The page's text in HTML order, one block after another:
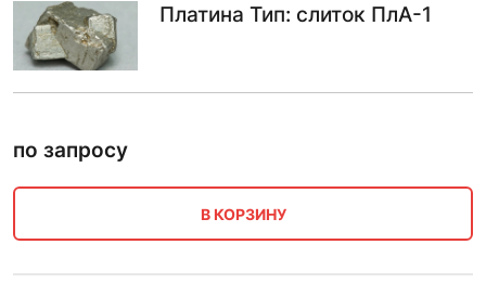
Платина Тип: слиток ПлА-1
по запросу
В КОРЗИНУ